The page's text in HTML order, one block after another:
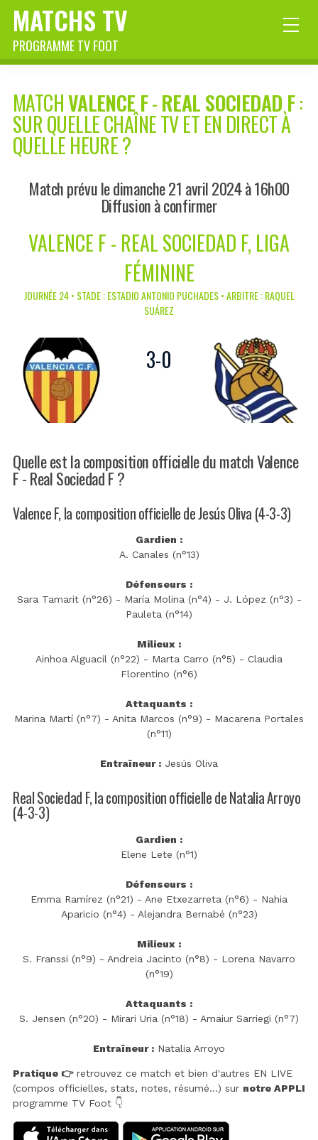
MATCHS TV
PROGRAMME TV FOOT
MATCHVALENCE F-REAL SOCIEDAD F:
SUR QUELLE CHAÎNE TV ET EN DIRECT À
QUELLE HEURE ?
Match prévu le dimanche 21 avril 2024 à 16h00
Diffusion à confirmer
VALENCE F - REAL SOCIEDAD F, LIGA
FÉMININE
JOURNÉE 24 • STADE : ESTADIO ANTONIO PUCHADES • ARBITRE : RAQUEL
SUÁREZ
3-0
Quelle est la composition officielle du match Valence
F - Real Sociedad F ?
Valence F, la composition officielle de Jesús Oliva (4-3-3)
Gardien :
A. Canales (n°13)
Défenseurs :
Sara Tamarit (n°26) - María Molina (n°4) - J. López (n°3) -
Pauleta (n°14)
Milieux :
Ainhoa Alguacil (n°22) - Marta Carro (n°5) - Claudia
Florentino (n°6)
Attaquants :
Marina Martí (n°7) - Anita Marcos (n°9) - Macarena Portales
(n°11)
Entraîneur : Jesús Oliva
Real Sociedad F, la composition officielle de Natalia Arroyo
(4-3-3)
Gardien :
Elene Lete (n°1)
Défenseurs :
Emma Ramírez (n°21) - Ane Etxezarreta (n°6) - Nahia
Aparicio (n°4) - Alejandra Bernabé (n°23)
Milieux :
S. Franssi (n°9) - Andreia Jacinto (n°8) - Lorena Navarro
(n°19)
Attaquants :
S. Jensen (n°20) - Mirari Uria (n°18) - Amaiur Sarriegi (n°7)
Entraîneur : Natalia Arroyo
Pratique 👉retrouvez ce match et bien d'autres EN LIVE
(compos officielles, stats, notes, résumé...) sur notre APPLI
programme TV Foot 👇